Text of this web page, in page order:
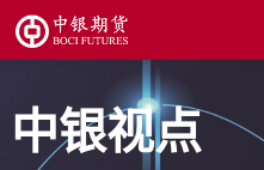
中银视点